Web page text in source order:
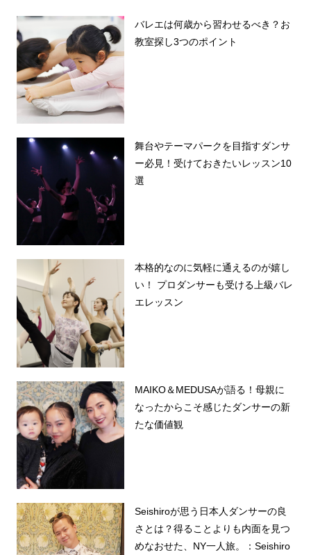
バレエは何歳から習わせるべき？お
教室探し3つのポイント
舞台やテーマパークを目指すダンサ
ー必見！受けておきたいレッスン10
選
本格的なのに気軽に通えるのが嬉し
い！ プロダンサーも受ける上級バレ
エレッスン
MAIKO＆MEDUSAが語る！母親に
なったからこそ感じたダンサーの新
たな価値観
Seishiroが思う日本人ダンサーの良
さとは？得ることよりも内面を見つ
めなおせた、NY一人旅。：Seishiro